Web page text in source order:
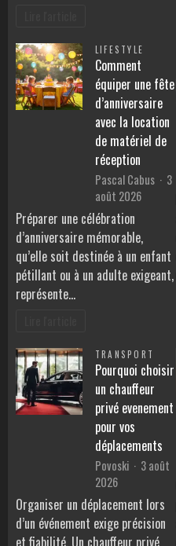
LIFESTYLE
Comment
équiper une fête
d’anniversaire
avec la location
de matériel de
réception
Pascal Cabus
3
août 2026
Préparer une célébration
d’anniversaire mémorable,
qu’elle soit destinée à un enfant
pétillant ou à un adulte exigeant,
représente…
TRANSPORT
Pourquoi choisir
un chauffeur
privé evenement
pour vos
déplacements
Povoski
3 août
2026
Organiser un déplacement lors
d’un événement exige précision
et fiabilité. Un chauffeur privé